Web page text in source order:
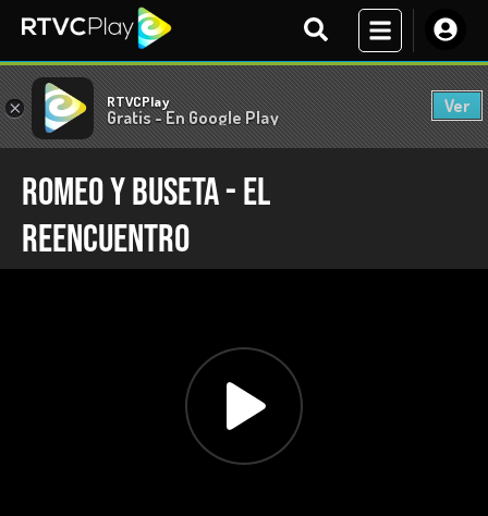
× RTVCPlay
Gratis - En Google Play
Ver
Romeo y Buseta - El
Reencuentro